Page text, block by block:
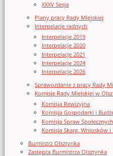
XXXV Sesja
Plany pracy Rady Miejskiej
Interpelacje radnych
Interpelacje 2019
Interpelacje 2020
Interpelacje 2021
Interpelacje 2024
Interpelacje 2026
Sprawozdanie z pracy Rady
Komisje Rady Miejskiej w
Komisja Rewizyjna
Komisja Gospodarki i
Komisja Spraw Społecznych
Komisja Skarg, Wniosków i
Burmistrz Olsztynka
Zastępca Burmistrza Olsztynka